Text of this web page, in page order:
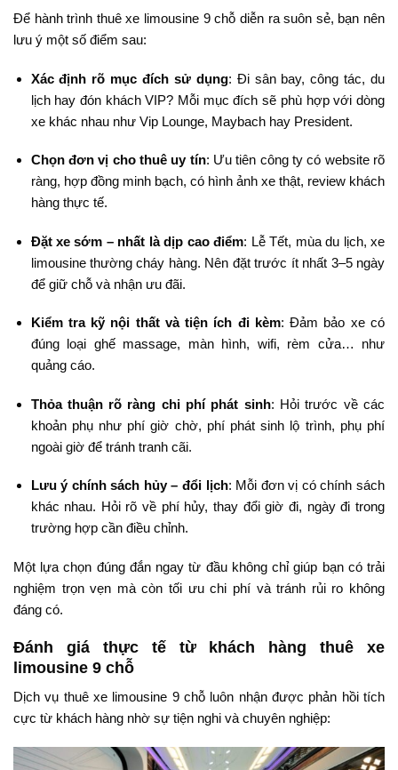
Để hành trình thuê xe limousine 9 chỗ diễn ra suôn sẻ, bạn nên
lưu ý một số điểm sau:
Xác định rõ mục đích sử dụng: Đi sân bay, công tác, du
lịch hay đón khách VIP? Mỗi mục đích sẽ phù hợp với dòng
xe khác nhau như Vip Lounge, Maybach hay President.
Chọn đơn vị cho thuê uy tín: Ưu tiên công ty có website rõ
ràng, hợp đồng minh bạch, có hình ảnh xe thật, review khách
hàng thực tế.
Đặt xe sớm – nhất là dịp cao điểm: Lễ Tết, mùa du lịch, xe
limousine thường cháy hàng. Nên đặt trước ít nhất 3–5 ngày
để giữ chỗ và nhận ưu đãi.
Kiểm tra kỹ nội thất và tiện ích đi kèm: Đảm bảo xe có
đúng loại ghế massage, màn hình, wifi, rèm cửa… như
quảng cáo.
Thỏa thuận rõ ràng chi phí phát sinh: Hỏi trước về các
khoản phụ như phí giờ chờ, phí phát sinh lộ trình, phụ phí
ngoài giờ để tránh tranh cãi.
Lưu ý chính sách hủy – đổi lịch: Mỗi đơn vị có chính sách
khác nhau. Hỏi rõ về phí hủy, thay đổi giờ đi, ngày đi trong
trường hợp cần điều chỉnh.
Một lựa chọn đúng đắn ngay từ đầu không chỉ giúp bạn có trải
nghiệm trọn vẹn mà còn tối ưu chi phí và tránh rủi ro không
đáng có.
Đánh giá thực tế từ khách hàng thuê xe
limousine 9 chỗ
Dịch vụ thuê xe limousine 9 chỗ luôn nhận được phản hồi tích
cực từ khách hàng nhờ sự tiện nghi và chuyên nghiệp: